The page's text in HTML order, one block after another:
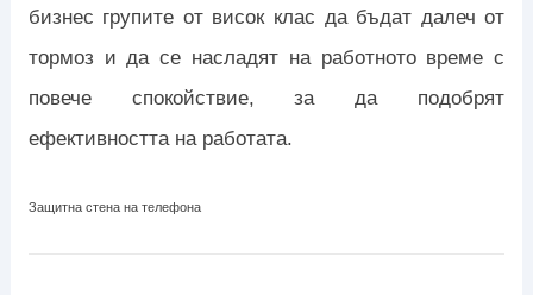
бизнес групите от висок клас да бъдат далеч от
тормоз и да се насладят на работното време с
повече спокойствие, за да подобрят
ефективността на работата.
Защитна стена на телефона